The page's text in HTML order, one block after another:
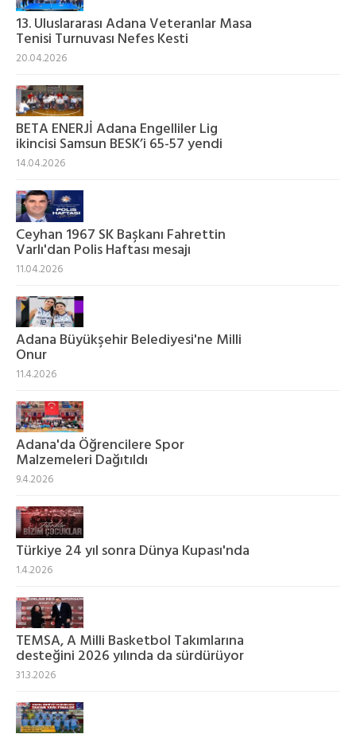
13. Uluslararası Adana Veteranlar Masa
Tenisi Turnuvası Nefes Kesti
20.04.2026
BETA ENERJİ Adana Engelliler Lig
ikincisi Samsun BESK’i 65-57 yendi
14.04.2026
Ceyhan 1967 SK Başkanı Fahrettin
Varlı'dan Polis Haftası mesajı
11.04.2026
Adana Büyükşehir Belediyesi'ne Milli
Onur
11.4.2026
Adana'da Öğrencilere Spor
Malzemeleri Dağıtıldı
9.4.2026
Türkiye 24 yıl sonra Dünya Kupası'nda
1.4.2026
TEMSA, A Milli Basketbol Takımlarına
desteğini 2026 yılında da sürdürüyor
31.3.2026